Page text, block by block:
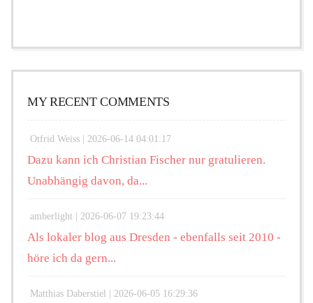
MY RECENT COMMENTS
Otfrid Weiss | 2026-06-14 04:01:17
Dazu kann ich Christian Fischer nur gratulieren.
Unabhängig davon, da...
amberlight | 2026-06-07 19:23:44
Als lokaler blog aus Dresden - ebenfalls seit 2010 -
höre ich da gern...
Matthias Daberstiel | 2026-06-05 16:29:36